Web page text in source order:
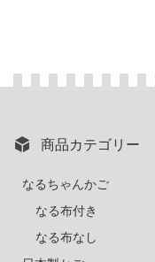
商品カテゴリー
なるちゃんかご
なる布付き
なる布なし